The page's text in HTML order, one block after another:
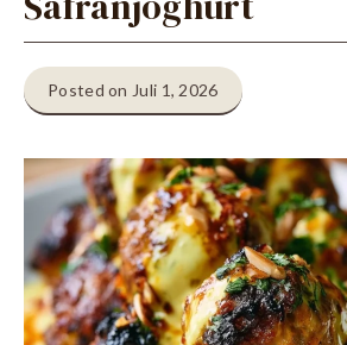
Posted on Juli 1, 2026